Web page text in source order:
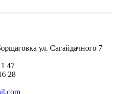
ул. Сагайдачного 7
47
28